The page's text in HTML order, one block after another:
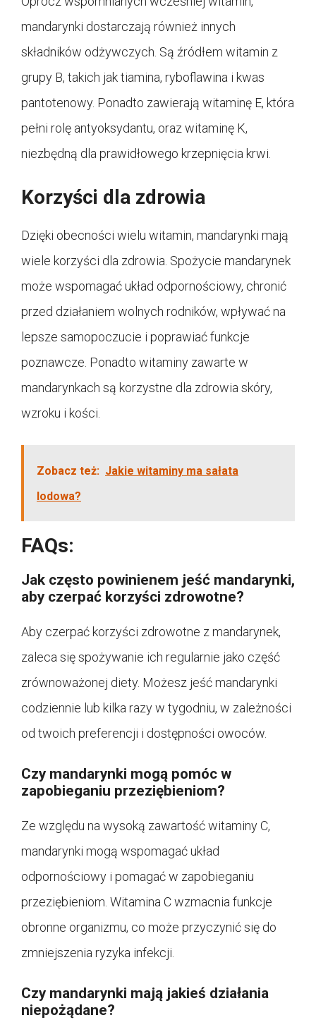
mandarynki dostarczają również innych
składników odżywczych. Są źródłem witamin z
grupy B, takich jak tiamina, ryboflawina i kwas
pantotenowy. Ponadto zawierają witaminę E, która
pełni rolę antyoksydantu, oraz witaminę K,
niezbędną dla prawidłowego krzepnięcia krwi.
Korzyści dla zdrowia
Dzięki obecności wielu witamin, mandarynki mają
wiele korzyści dla zdrowia. Spożycie mandarynek
może wspomagać układ odpornościowy, chronić
przed działaniem wolnych rodników, wpływać na
lepsze samopoczucie i poprawiać funkcje
poznawcze. Ponadto witaminy zawarte w
mandarynkach są korzystne dla zdrowia skóry,
wzroku i kości.
Zobacz też: Jakie witaminy ma sałata
lodowa?
FAQs:
Jak często powinienem jeść mandarynki,
aby czerpać korzyści zdrowotne?
Aby czerpać korzyści zdrowotne z mandarynek,
zaleca się spożywanie ich regularnie jako część
zrównoważonej diety. Możesz jeść mandarynki
codziennie lub kilka razy w tygodniu, w zależności
od twoich preferencji i dostępności owoców.
Czy mandarynki mogą pomóc w
zapobieganiu przeziębieniom?
Ze względu na wysoką zawartość witaminy C,
mandarynki mogą wspomagać układ
odpornościowy i pomagać w zapobieganiu
przeziębieniom. Witamina C wzmacnia funkcje
obronne organizmu, co może przyczynić się do
zmniejszenia ryzyka infekcji.
Czy mandarynki mają jakieś działania
niepożądane?